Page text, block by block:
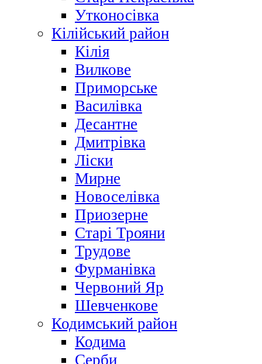
Утконосівка
Кілійський район
Кілія
Вилкове
Приморське
Василівка
Десантне
Дмитрівка
Ліски
Мирне
Новоселівка
Приозерне
Старі Трояни
Трудове
Фурманівка
Червоний Яр
Шевченкове
Кодимський район
Кодима
Серби